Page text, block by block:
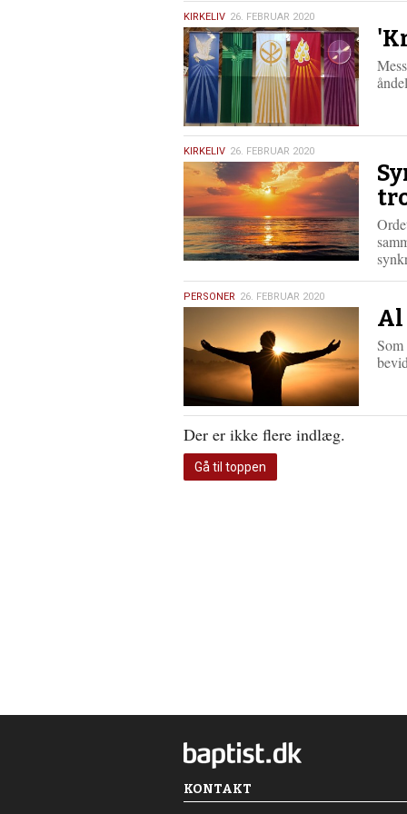
26.
februar
2020
KIRKELIV 26. FEBRUAR 2020
26.
februar
2020
KIRKELIV 26. FEBRUAR 2020
26.
februar
2020
PERSONER 26. FEBRUAR 2020
Al
Der er ikke flere indlæg.
Gå til toppen
KONTAKT